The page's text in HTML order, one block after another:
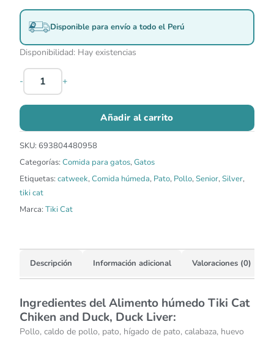
Disponible para envío a todo el Perú
Disponibilidad: Hay existencias
- +
Añadir al carrito
SKU: 693804480958
Categorías: Comida para gatos,Gatos
Etiquetas: catweek,Comida húmeda, Pato, Pollo,Senior,Silver,
tiki cat
Marca: Tiki Cat
Descripción Información adicional Valoraciones (0)
Ingredientes del Alimento húmedo Tiki Cat
Chiken and Duck, Duck Liver:
Pollo, caldo de pollo, pato, hígado de pato, calabaza, huevo